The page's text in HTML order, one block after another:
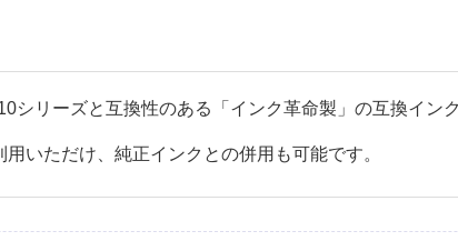
リーズと互換性のある「インク革命製」の互換イン
いただけ、純正インクとの併用も可能です。